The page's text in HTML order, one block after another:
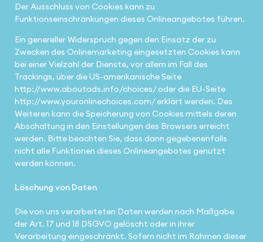
Der Ausschluss von Cookies kann zu
Funktionseinschränkungen dieses Onlineangebotes führen.
Ein genereller Widerspruch gegen den Einsatz der zu
Zwecken des Onlinemarketing eingesetzten Cookies kann
bei einer Vielzahl der Dienste, vor allem im Fall des
Trackings, über die US-amerikanische Seite
http://www.aboutads.info/choices/ oder die EU-Seite
http://www.youronlinechoices.com/ erklärt werden. Des
Weiteren kann die Speicherung von Cookies mittels deren
Abschaltung in den Einstellungen des Browsers erreicht
werden. Bitte beachten Sie, dass dann gegebenenfalls
nicht alle Funktionen dieses Onlineangebotes genutzt
werden können.
Löschung von Daten
Die von uns verarbeiteten Daten werden nach Maßgabe
der Art. 17 und 18 DSGVO gelöscht oder in ihrer
Verarbeitung eingeschränkt. Sofern nicht im Rahmen dieser